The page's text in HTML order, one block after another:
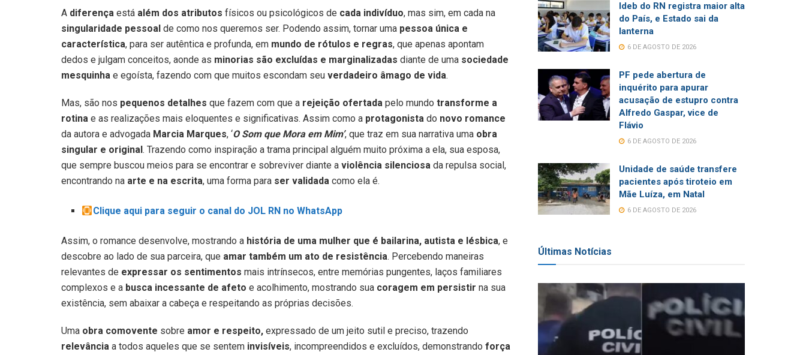
A diferença está além dos atributos físicos ou psicológicos de cada indivíduo, mas sim, em cada na
singularidade pessoal de como nos queremos ser. Podendo assim, tornar uma pessoa única e
característica, para ser autêntica e profunda, em mundo de rótulos e regras, que apenas apontam
dedos e julgam conceitos, aonde as minorias são excluídas e marginalizadas diante de uma sociedade
mesquinha e egoísta, fazendo com que muitos escondam seu verdadeiro âmago de vida.
Mas, são nos pequenos detalhes que fazem com que a rejeição ofertada pelo mundo transforme a
rotina e as realizações mais eloquentes e significativas. Assim como a protagonista do novo romance
da autora e advogada Marcia Marques, ‘O Som que Mora em Mim’, que traz em sua narrativa uma obra
singular e original. Trazendo como inspiração a trama principal alguém muito próxima a ela, sua esposa,
que sempre buscou meios para se encontrar e sobreviver diante a violência silenciosa da repulsa social,
encontrando na arte e na escrita, uma forma para ser validada como ela é.
Clique aqui para seguir o canal do JOL RN no WhatsApp
Assim, o romance desenvolve, mostrando a história de uma mulher que é bailarina, autista e lésbica, e
descobre ao lado de sua parceira, que amar também um ato de resistência. Percebendo maneiras
relevantes de expressar os sentimentos mais intrínsecos, entre memórias pungentes, laços familiares
complexos e a busca incessante de afeto e acolhimento, mostrando sua coragem em persistir na sua
existência, sem abaixar a cabeça e respeitando as próprias decisões.
Uma obra comovente sobre amor e respeito, expressado de um jeito sutil e preciso, trazendo
relevância a todos aqueles que se sentem invisíveis, incompreendidos e excluídos, demonstrando força
Ideb do RN registra maior alta
do País, e Estado sai da
lanterna
6 DE AGOSTO DE 2026
PF pede abertura de
inquérito para apurar
acusação de estupro contra
Alfredo Gaspar, vice de
Flávio
6 DE AGOSTO DE 2026
Unidade de saúde transfere
pacientes após tiroteio em
Mãe Luíza, em Natal
6 DE AGOSTO DE 2026
Últimas Notícias